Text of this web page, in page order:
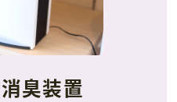
臭装置